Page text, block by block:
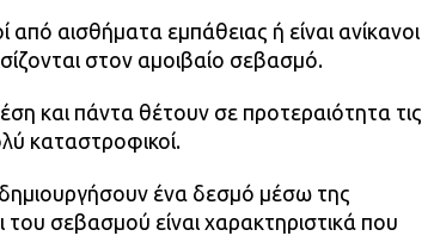
αισθήματα εμπάθειας ή είναι ανίκανοι
στον αμοιβαίο σεβασμό.
και πάντα θέτουν σε προτεραιότητα τις
καταστροφικοί.
δημιουργήσουν ένα δεσμό μέσω της
σεβασμού είναι χαρακτηριστικά που